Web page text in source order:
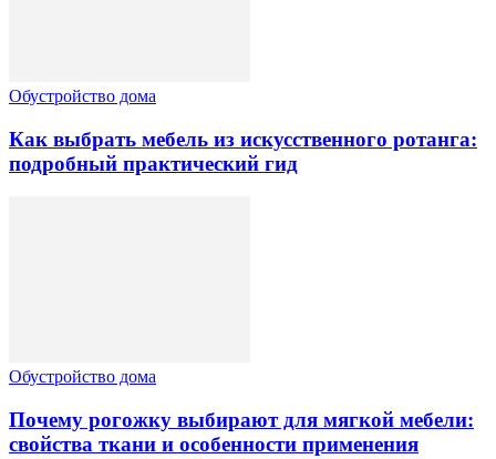
Обустройство дома
Как выбрать мебель из искусственного ротанга:
подробный практический гид
Обустройство дома
Почему рогожку выбирают для мягкой мебели:
свойства ткани и особенности применения